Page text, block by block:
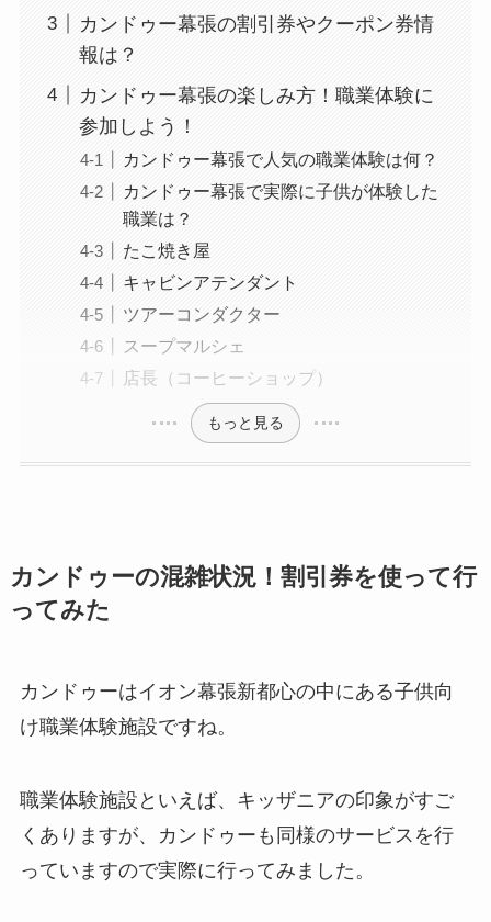
カンドゥー幕張の割引券やクーポン券情
報は？
カンドゥー幕張の楽しみ方！職業体験に
参加しよう！
カンドゥー幕張で人気の職業体験は何？
カンドゥー幕張で実際に子供が体験した
職業は？
たこ焼き屋
キャビンアテンダント
ツアーコンダクター
スープマルシェ
店長（コーヒーショップ）
もっと見る
カンドゥーの混雑状況！割引券を使って行
ってみた
カンドゥーはイオン幕張新都心の中にある子供向
け職業体験施設ですね。
職業体験施設といえば、キッザニアの印象がすご
くありますが、カンドゥーも同様のサービスを行
っていますので実際に行ってみました。